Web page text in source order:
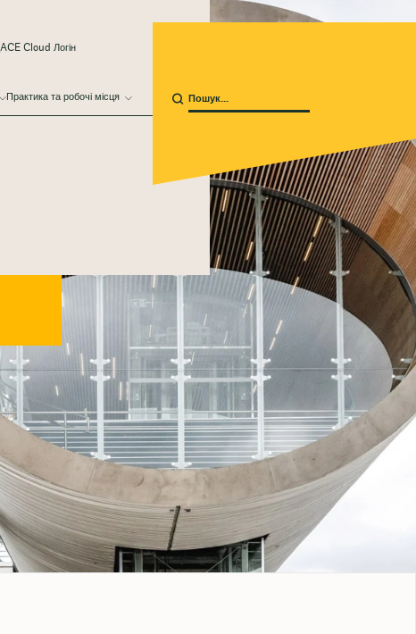
Практика та робочі місця
ACE Cloud Логін